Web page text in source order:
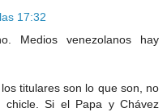
17:32
Medios venezolanos hay
titulares son lo que son, no
Si el Papa y Chávez